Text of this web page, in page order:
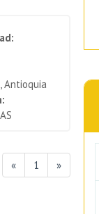
Antioquia
« 1 »